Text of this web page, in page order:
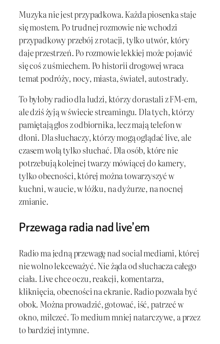
Muzyka nie jest przypadkowa. Każda piosenka staje
się mostem. Po trudnej rozmowie nie wchodzi
przypadkowy przebój z rotacji, tylko utwór, który
daje przestrzeń. Po rozmowie lekkiej może pojawić
się coś z uśmiechem. Po historii drogowej wraca
temat podróży, nocy, miasta, świateł, autostrady.
To byłoby radio dla ludzi, którzy dorastali z FM-em,
ale dziś żyją w świecie streamingu. Dla tych, którzy
pamiętają głos z odbiornika, lecz mają telefon w
dłoni. Dla słuchaczy, którzy mogą oglądać live, ale
czasem wolą tylko słuchać. Dla osób, które nie
potrzebują kolejnej twarzy mówiącej do kamery,
tylko obecności, której można towarzyszyć w
kuchni, w aucie, w łóżku, na dyżurze, na nocnej
zmianie.
Przewaga radia nad live’em
Radio ma jedną przewagę nad social mediami, której
nie wolno lekceważyć. Nie żąda od słuchacza całego
ciała. Live chce oczu, reakcji, komentarza,
kliknięcia, obecności na ekranie. Radio pozwala być
obok. Można prowadzić, gotować, iść, patrzeć w
okno, milczeć. To medium mniej natarczywe, a przez
to bardziej intymne.